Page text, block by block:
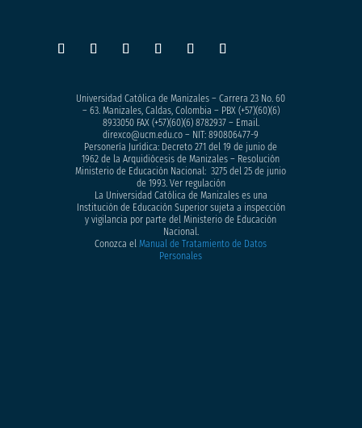
Universidad Católica de Manizales – Carrera 23 No. 60
– 63. Manizales, Caldas, Colombia – PBX (+57)(60)(6)
8933050FAX (+57)(60)(6) 8782937 – Email.
direxco@ucm.edu.co – NIT: 890806477-9
Personería Jurídica: Decreto 271 del 19 de junio de
1962 de la Arquidiócesis de Manizales – Resolución
Ministerio de Educación Nacional: 3275 del 25 de junio
de 1993. Ver regulación
La Universidad Católica de Manizales es una
Institución de Educación Superior sujeta a inspección
y vigilancia por parte del Ministerio de Educación
Nacional.
Conozca elManual de Tratamiento de Datos
Personales